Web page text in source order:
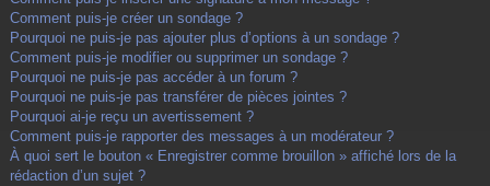
Comment puis-je créer un sondage ?
Pourquoi ne puis-je pas ajouter plus d’options à un sondage ?
Comment puis-je modifier ou supprimer un sondage ?
Pourquoi ne puis-je pas accéder à un forum ?
Pourquoi ne puis-je pas transférer de pièces jointes ?
Pourquoi ai-je reçu un avertissement ?
Comment puis-je rapporter des messages à un modérateur ?
À quoi sert le bouton « Enregistrer comme brouillon » affiché lors de la
rédaction d’un sujet ?